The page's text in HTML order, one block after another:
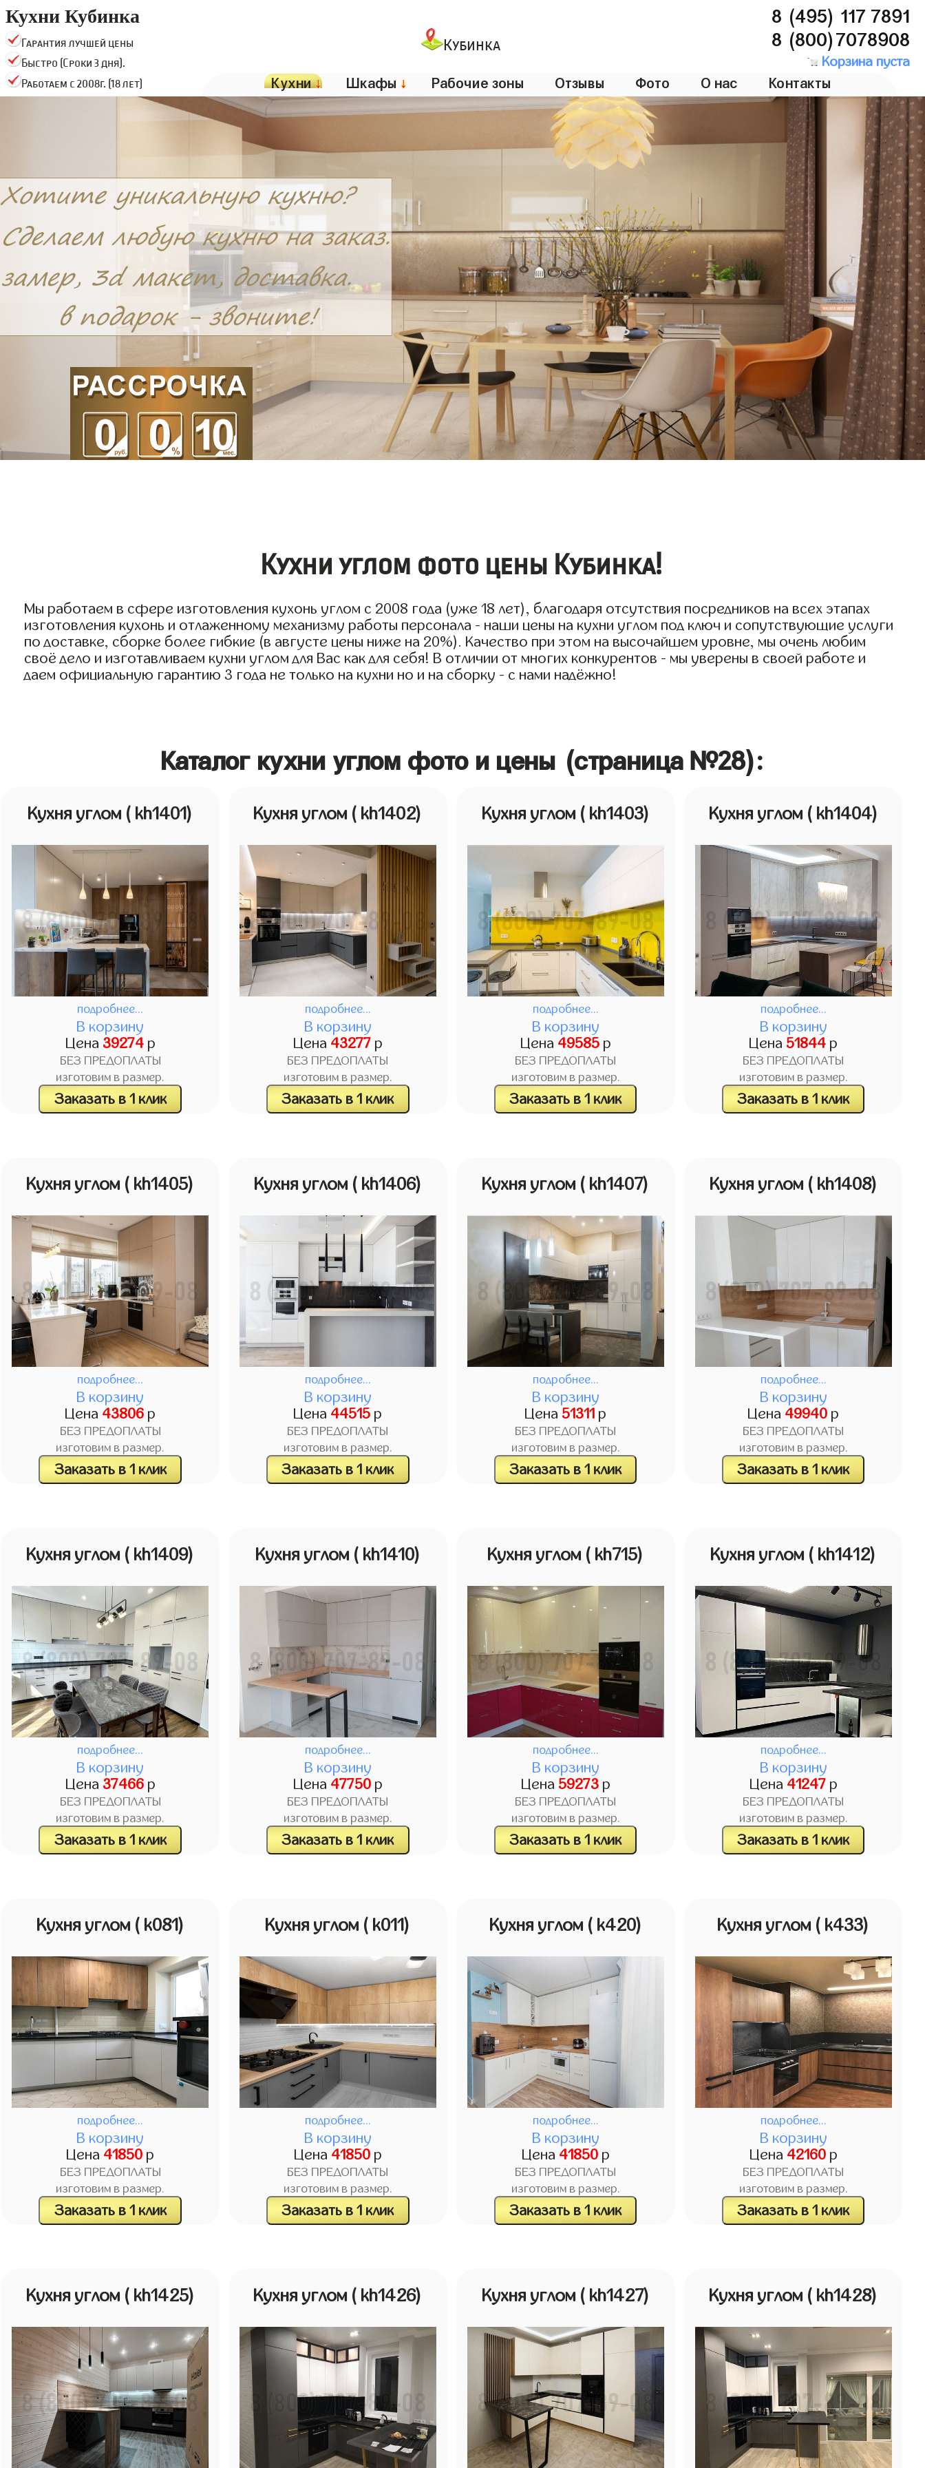
Кухни Кубинка
Гарантия лучшей цены
Быстро (Сроки 3 дня).
Работаем с 2008г. (18 лет)
Кубинка
8 (495) 117 7891
8 (800)7078908
Корзина пуста
Кухни↓ Шкафы ↓ Рабочие зоны Отзывы Фото О нас Контакты
Кухни углом фото цены Кубинка!
Мы работаем в сфере изготовления кухонь углом с 2008 года (уже 18 лет), благодаря отсутствия посредников на всех этапах
изготовления кухонь и отлаженному механизму работы персонала - наши цены на кухни углом под ключ и сопутствующие услуги
по доставке, сборке более гибкие (в августе цены ниже на 20%). Качество при этом на высочайшем уровне, мы очень любим
своё дело и изготавливаем кухни углом для Вас как для себя! В отличии от многих конкурентов - мы уверены в своей работе и
даем официальную гарантию 3 года не только на кухни но и на сборку - с нами надёжно!
Каталог кухни углом фото и цены (страница №28):
Кухня углом ( kh1401)
подробнее...
В корзину
Цена 39274р
БЕЗ ПРЕДОПЛАТЫ
изготовим в размер.
Заказать в 1 клик
Кухня углом ( kh1402)
подробнее...
В корзину
Цена 43277р
БЕЗ ПРЕДОПЛАТЫ
изготовим в размер.
Заказать в 1 клик
Кухня углом ( kh1403)
подробнее...
В корзину
Цена 49585р
БЕЗ ПРЕДОПЛАТЫ
изготовим в размер.
Заказать в 1 клик
Кухня углом ( kh1404)
подробнее...
В корзину
Цена 51844 р
БЕЗ ПРЕДОПЛАТЫ
изготовим в размер.
Заказать в 1 клик
Кухня углом ( kh1405)
подробнее...
В корзину
Цена 43806 р
БЕЗ ПРЕДОПЛАТЫ
изготовим в размер.
Заказать в 1 клик
Кухня углом ( kh1406)
подробнее...
В корзину
Цена 44515 р
БЕЗ ПРЕДОПЛАТЫ
изготовим в размер.
Заказать в 1 клик
Кухня углом ( kh1407)
подробнее...
В корзину
Цена 51311 р
БЕЗ ПРЕДОПЛАТЫ
изготовим в размер.
Заказать в 1 клик
Кухня углом ( kh1408)
подробнее...
В корзину
Цена 49940 р
БЕЗ ПРЕДОПЛАТЫ
изготовим в размер.
Заказать в 1 клик
Кухня углом ( kh1409)
подробнее...
В корзину
Цена 37466р
БЕЗ ПРЕДОПЛАТЫ
изготовим в размер.
Заказать в 1 клик
Кухня углом ( kh1410)
подробнее...
В корзину
Цена 47750р
БЕЗ ПРЕДОПЛАТЫ
изготовим в размер.
Заказать в 1 клик
Кухня углом ( kh715)
подробнее...
В корзину
Цена 59273р
БЕЗ ПРЕДОПЛАТЫ
изготовим в размер.
Заказать в 1 клик
Кухня углом ( kh1412)
подробнее...
В корзину
Цена 41247р
БЕЗ ПРЕДОПЛАТЫ
изготовим в размер.
Заказать в 1 клик
Кухня углом ( k081)
подробнее...
В корзину
Цена 41850 р
БЕЗ ПРЕДОПЛАТЫ
изготовим в размер.
Заказать в 1 клик
Кухня углом ( k011)
подробнее...
В корзину
Цена 41850р
БЕЗ ПРЕДОПЛАТЫ
изготовим в размер.
Заказать в 1 клик
Кухня углом ( k420)
подробнее...
В корзину
Цена 41850р
БЕЗ ПРЕДОПЛАТЫ
изготовим в размер.
Заказать в 1 клик
Кухня углом ( k433)
подробнее...
В корзину
Цена 42160р
БЕЗ ПРЕДОПЛАТЫ
изготовим в размер.
Заказать в 1 клик
Кухня углом ( kh1425) Кухня углом ( kh1426) Кухня углом ( kh1427) Кухня углом ( kh1428)